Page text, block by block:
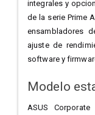
integrales y
de la serie Prime
ensambladores
ajuste de
software y
Modelo
ASUS